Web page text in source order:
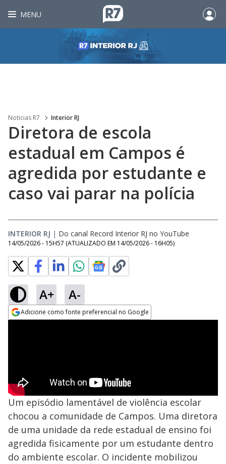
MENU
Noticias R7 Interior RJ
Diretora de escola
estadual em Campos é
agredida por estudante e
caso vai parar na polícia
INTERIOR RJ | Do canal Record Interior RJ no YouTube
14/05/2026 - 15H57 (ATUALIZADO EM 14/05/2026 - 16H05)
A+ A-
Adicione como fonte preferencial no Google
Um episódio lamentável de violência escolar
chocou a comunidade de Campos. Uma diretora
de uma unidade da rede estadual de ensino foi
agredida fisicamente por um estudante dentro
do ambiente escolar. O incidente mobilizou